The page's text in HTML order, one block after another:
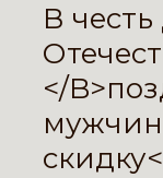
В
</